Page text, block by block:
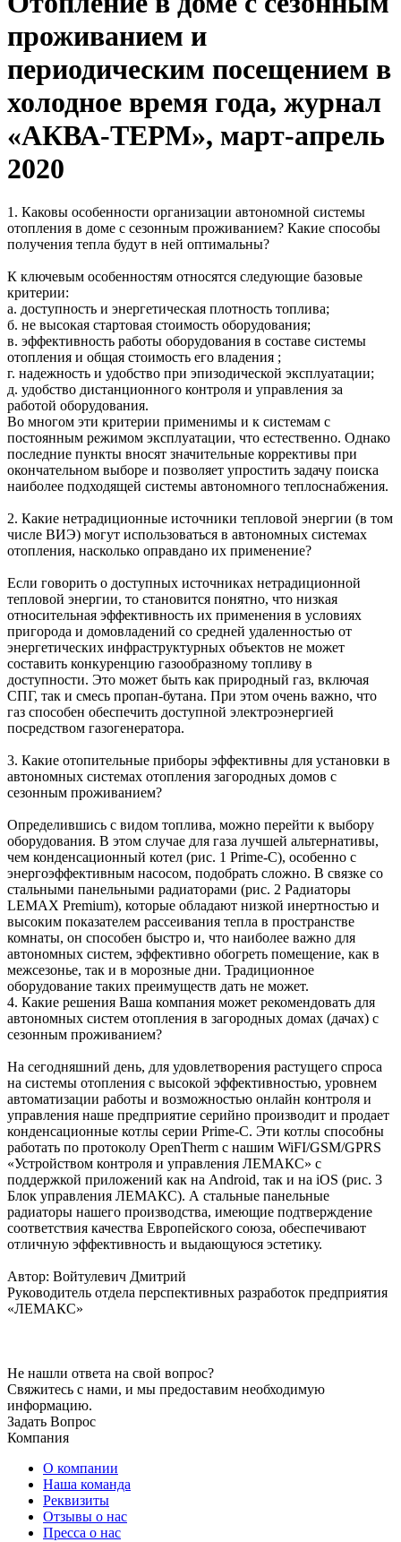
проживанием и
периодическим посещением в
холодное время года, журнал
«АКВА-ТЕРМ», март-апрель
2020
1. Каковы особенности организации автономной системы
отопления в доме с сезонным проживанием? Какие способы
получения тепла будут в ней оптимальны?
К ключевым особенностям относятся следующие базовые
критерии:
а. доступность и энергетическая плотность топлива;
б. не высокая стартовая стоимость оборудования;
в. эффективность работы оборудования в составе системы
отопления и общая стоимость его владения ;
г. надежность и удобство при эпизодической эксплуатации;
д. удобство дистанционного контроля и управления за
работой оборудования.
Во многом эти критерии применимы и к системам с
постоянным режимом эксплуатации, что естественно. Однако
последние пункты вносят значительные коррективы при
окончательном выборе и позволяет упростить задачу поиска
наиболее подходящей системы автономного теплоснабжения.
2. Какие нетрадиционные источники тепловой энергии (в том
числе ВИЭ) могут использоваться в автономных системах
отопления, насколько оправдано их применение?
Если говорить о доступных источниках нетрадиционной
тепловой энергии, то становится понятно, что низкая
относительная эффективность их применения в условиях
пригорода и домовладений со средней удаленностью от
энергетических инфраструктурных объектов не может
составить конкуренцию газообразному топливу в
доступности. Это может быть как природный газ, включая
СПГ, так и смесь пропан-бутана. При этом очень важно, что
газ способен обеспечить доступной электроэнергией
посредством газогенератора.
3. Какие отопительные приборы эффективны для установки в
автономных системах отопления загородных домов с
сезонным проживанием?
Определившись с видом топлива, можно перейти к выбору
оборудования. В этом случае для газа лучшей альтернативы,
чем конденсационный котел (рис. 1 Prime-C), особенно с
энергоэффективным насосом, подобрать сложно. В связке со
стальными панельными радиаторами (рис. 2 Радиаторы
LEMAX Premium), которые обладают низкой инертностью и
высоким показателем рассеивания тепла в пространстве
комнаты, он способен быстро и, что наиболее важно для
автономных систем, эффективно обогреть помещение, как в
межсезонье, так и в морозные дни. Традиционное
оборудование таких преимуществ дать не может.
4. Какие решения Ваша компания может рекомендовать для
автономных систем отопления в загородных домах (дачах) с
сезонным проживанием?
На сегодняшний день, для удовлетворения растущего спроса
на системы отопления с высокой эффективностью, уровнем
автоматизации работы и возможностью онлайн контроля и
управления наше предприятие серийно производит и продает
конденсационные котлы серии Prime-C. Эти котлы способны
работать по протоколу OpenTherm с нашим WiFI/GSM/GPRS
«Устройством контроля и управления ЛЕМАКС» с
поддержкой приложений как на Android, так и на iOS (рис. 3
Блок управления ЛЕМАКС). А стальные панельные
радиаторы нашего производства, имеющие подтверждение
соответствия качества Европейского союза, обеспечивают
отличную эффективность и выдающуюся эстетику.
Автор: Войтулевич Дмитрий
Руководитель отдела перспективных разработок предприятия
«ЛЕМАКС»
Не нашли ответа на свой вопрос?
Свяжитесь с нами, и мы предоставим необходимую
информацию.
Задать Вопрос
Компания
О компании
Наша команда
Реквизиты
Отзывы о нас
Пресса о нас